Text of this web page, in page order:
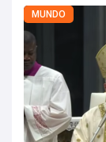
MUNDO